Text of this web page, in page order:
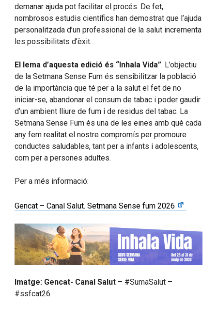
demanar ajuda pot facilitar el procés. De fet,
nombrosos estudis científics han demostrat que l’ajuda
personalitzada d’un professional de la salut incrementa
les possibilitats d’èxit.
El lema d’aquesta edició és “Inhala Vida”. L’objectiu
de la Setmana Sense Fum és sensibilitzar la població
de la importància que té per a la salut el fet de no
iniciar-se, abandonar el consum de tabac i poder gaudir
d’un ambient lliure de fum i de residus del tabac. La
Setmana Sense Fum és una de les eines amb què cada
any fem realitat el nostre compromís per promoure
conductes saludables, tant per a infants i adolescents,
com per a persones adultes.
Per a més informació:
Gencat – Canal Salut. Setmana Sense fum 2026
Imatge: Gencat- Canal Salut – #SumaSalut –
#ssfcat26